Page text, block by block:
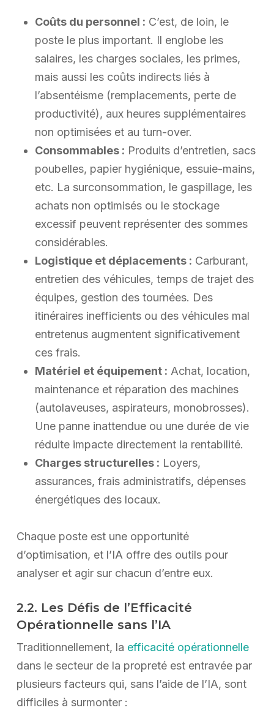
Coûts du personnel : C’est, de loin, le
poste le plus important. Il englobe les
salaires, les charges sociales, les primes,
mais aussi les coûts indirects liés à
l’absentéisme (remplacements, perte de
productivité), aux heures supplémentaires
non optimisées et au turn-over.
Consommables : Produits d’entretien, sacs
poubelles, papier hygiénique, essuie-mains,
etc. La surconsommation, le gaspillage, les
achats non optimisés ou le stockage
excessif peuvent représenter des sommes
considérables.
Logistique et déplacements : Carburant,
entretien des véhicules, temps de trajet des
équipes, gestion des tournées. Des
itinéraires inefficients ou des véhicules mal
entretenus augmentent significativement
ces frais.
Matériel et équipement : Achat, location,
maintenance et réparation des machines
(autolaveuses, aspirateurs, monobrosses).
Une panne inattendue ou une durée de vie
réduite impacte directement la rentabilité.
Charges structurelles : Loyers,
assurances, frais administratifs, dépenses
énergétiques des locaux.
Chaque poste est une opportunité
d’optimisation, et l’IA offre des outils pour
analyser et agir sur chacun d’entre eux.
2.2. Les Défis de l’Efficacité
Opérationnelle sans l’IA
Traditionnellement, la efficacité opérationnelle
dans le secteur de la propreté est entravée par
plusieurs facteurs qui, sans l’aide de l’IA, sont
difficiles à surmonter :